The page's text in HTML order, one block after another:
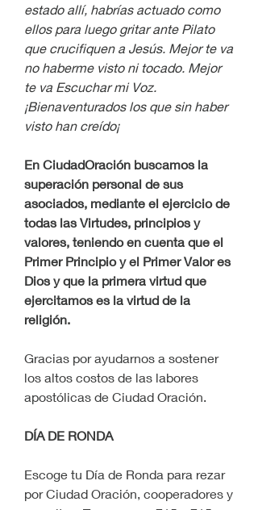
estado allí, habrías actuado como
ellos para luego gritar ante Pilato
que crucifiquen a Jesús. Mejor te va
no haberme visto ni tocado. Mejor
te va Escuchar mi Voz.
¡Bienaventurados los que sin haber
visto han creído¡
En CiudadOración buscamos la
superación personal de sus
asociados, mediante el ejercicio de
todas las Virtudes, principios y
valores, teniendo en cuenta que el
Primer Principio y el Primer Valor es
Dios y que la primera virtud que
ejercitamos es la virtud de la
religión.
Gracias por ayudarnos a sostener
los altos costos de las labores
apostólicas de Ciudad Oración.
DÍA DE RONDA
Escoge tu Día de Ronda para rezar
por Ciudad Oración, cooperadores y